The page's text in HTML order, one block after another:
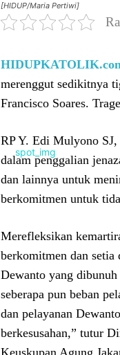
[HIDUP/Maria Pertiwi]
merenggut sedikitnya
Francisco Soares.
RP Y. Edi Mulyono
dalam penggalian
dan lainnya untuk
berkomitmen untuk
Merefleksikan
berkomitmen dan setia
Dewanto yang
seberapa pun beban
dan pelayanan
berkesusahan,” tutur